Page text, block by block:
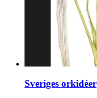
Sveriges orkidéer